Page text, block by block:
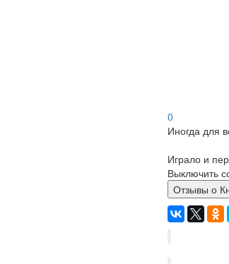
0
Иногда для
Играло и
Выключить